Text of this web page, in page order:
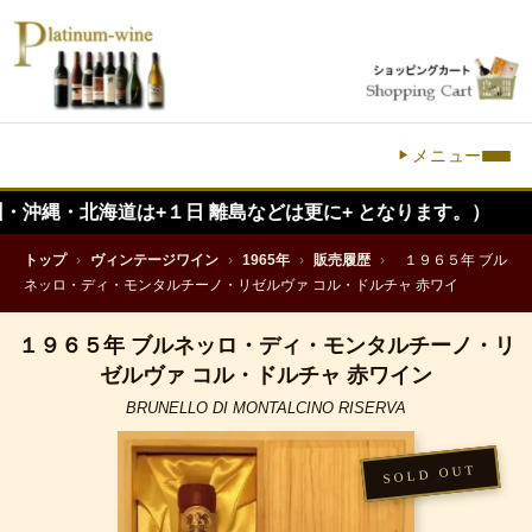
メニュー
道は+１日 離島などは更に+ となります。）
トップ › ヴィンテージワイン › 1965年 › 販売履歴 ›
１９６５年 ブル
ネッロ・ディ・モンタルチーノ・リゼルヴァ コル・ドルチャ 赤ワイ
１９６５年 ブルネッロ・ディ・モンタルチーノ・リ
ゼルヴァ コル・ドルチャ 赤ワイン
BRUNELLO DI MONTALCINO RISERVA